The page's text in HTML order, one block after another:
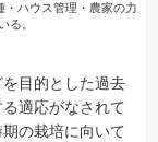
・ハウス管理・農家の力
る。
目的とした過去
適応がなされて
の栽培に向いて